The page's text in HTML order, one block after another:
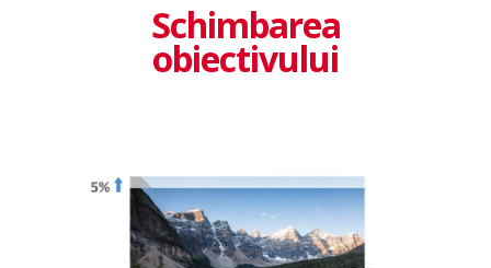
Schimbarea
obiectivului